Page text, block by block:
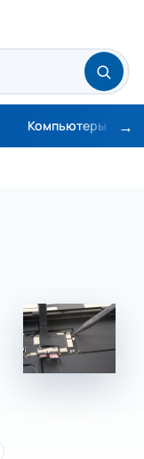
Компьютеры